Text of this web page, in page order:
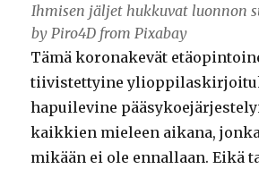
Ihmisen jäljet hukkuvat luonnon
by Piro4D from Pixabay
Tämä koronakevät
tiivistettyine
hapuilevine
kaikkien mieleen aikana,
mikään ei ole ennallaan. Eikä